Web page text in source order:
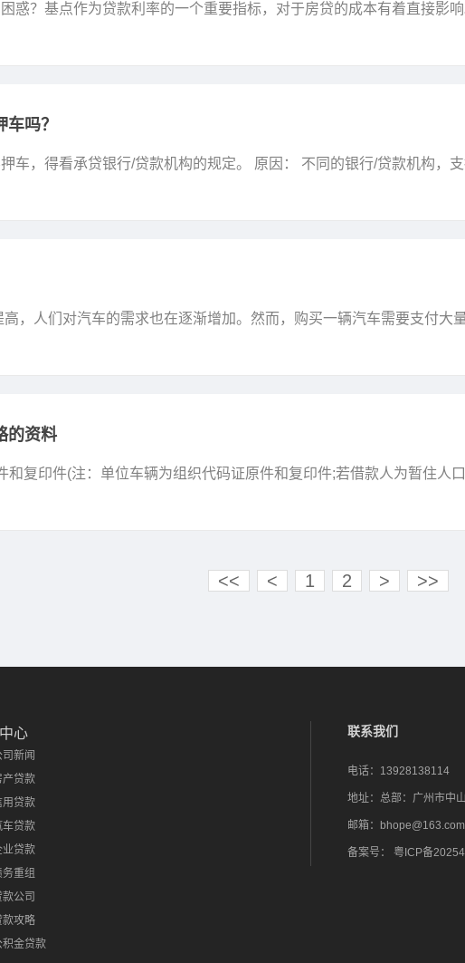
惑？基点作为贷款利率的一个重要指标，对于房贷的成本有着直接影
吗？
车，得看承贷银行/贷款机构的规定。 原因： 不同的银行/贷款机构，
，人们对汽车的需求也在逐渐增加。然而，购买一辆汽车需要支付大
的资料
和复印件(注：单位车辆为组织代码证原件和复印件;若借款人为暂住人
<< < 1 2 > >>
心
新闻
产贷款
用贷款
车贷款
业贷款
重组
公司
款攻略
积金贷款
联系我们
电话： 13928138114
地址： 总部：广州市中
邮箱： bhope@163.com
备案号： 粤ICP备